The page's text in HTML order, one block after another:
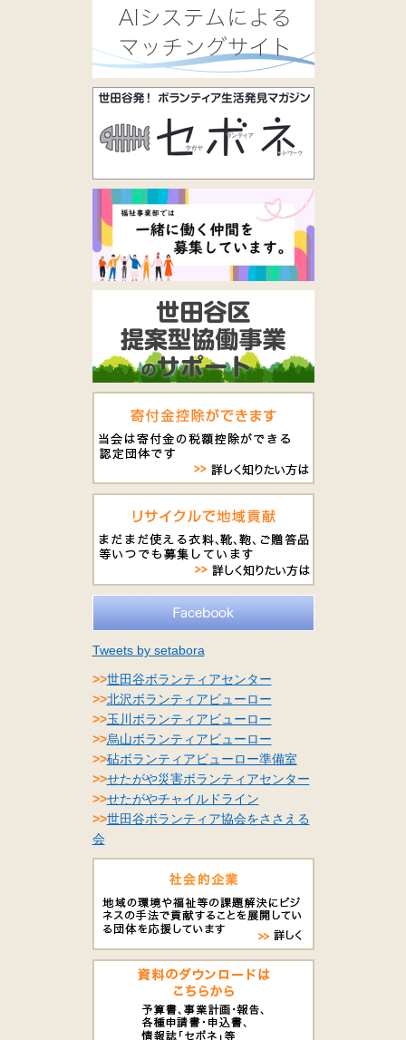
Tweets by setabora
>>世田谷ボランティアセンター
>>北沢ボランティアビューロー
>>玉川ボランティアビューロー
>>烏山ボランティアビューロー
>>砧ボランティアビューロー準備室
>>せたがや災害ボランティアセンター
>>せたがやチャイルドライン
>>世田谷ボランティア協会をささえる
会